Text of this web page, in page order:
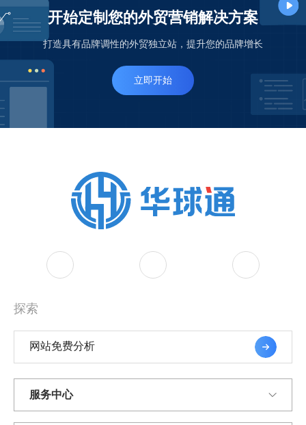
开始定制您的外贸营销解决方案
打造具有品牌调性的外贸独立站，提升您的品牌增长
立即开始
探索
网站免费分析
服务中心